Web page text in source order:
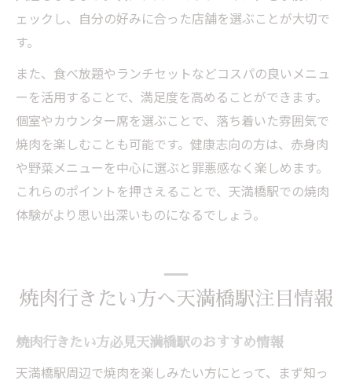
ェックし、自分の好みに合った店舗を選ぶことが大切で
す。
また、食べ放題やランチセットなどコスパの良いメニュ
ーを活用することで、満足度を高めることができます。
個室やカウンター席を選ぶことで、落ち着いた雰囲気で
焼肉を楽しむことも可能です。健康志向の方は、赤身肉
や野菜メニューを中心に選ぶと罪悪感なく楽しめます。
これらのポイントを押さえることで、天満橋駅での焼肉
体験がより思い出深いものになるでしょう。
焼肉行きたい方へ天満橋駅注目情報
焼肉行きたい方必見天満橋駅のおすすめ情報
天満橋駅周辺で焼肉を楽しみたい方にとって、まず知っ